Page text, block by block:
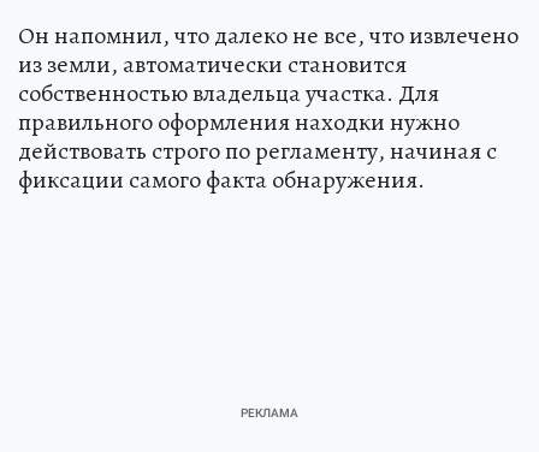
Он напомнил, что далеко не все, что извлечено
из земли, автоматически становится
собственностью владельца участка. Для
правильного оформления находки нужно
действовать строго по регламенту, начиная с
фиксации самого факта обнаружения.